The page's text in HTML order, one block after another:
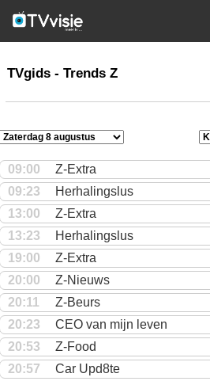
TVgids
TVgids - Trends Z
09:00
Z-Extra
09:23
Herhalingslus
13:00
Z-Extra
13:23
Herhalingslus
19:00
Z-Extra
20:00
Z-Nieuws
20:11
Z-Beurs
20:23
CEO van mijn leven
20:53
Z-Food
20:57
Car Upd8te